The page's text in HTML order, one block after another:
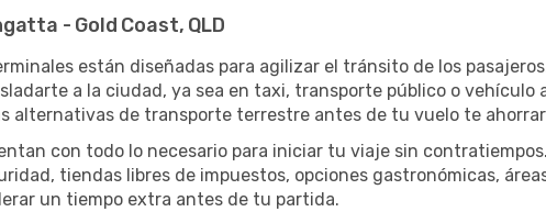
- Gold Coast, QLD
están diseñadas para agilizar el tránsito de los
a la ciudad, ya sea en taxi, transporte público o vehículo
alternativas de transporte terrestre antes de tu vuelo te
con todo lo necesario para iniciar tu viaje sin
tiendas libres de impuestos, opciones gastronómicas,
un tiempo extra antes de tu partida.